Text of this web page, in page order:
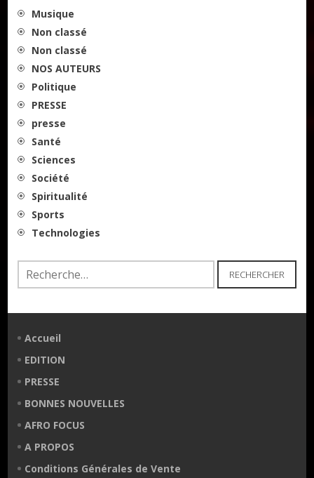
Musique
Non classé
Non classé
NOS AUTEURS
Politique
PRESSE
presse
Santé
Sciences
Société
Spiritualité
Sports
Technologies
Rechercher :
Accueil
EDITION
PRESSE
BONNES NOUVELLES
AFRO FOCUS
A PROPOS
Conditions Générales de Vente